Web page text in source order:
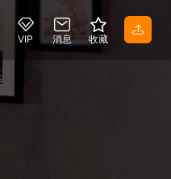
VIP 消息 收藏